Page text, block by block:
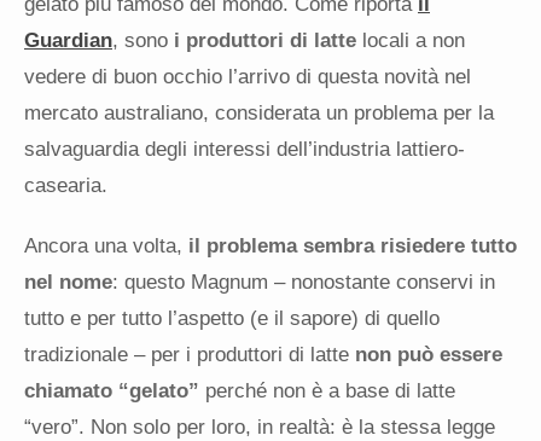
gelato più famoso del mondo. Come riporta il
Guardian, sono i produttori di latte locali a non
vedere di buon occhio l’arrivo di questa novità nel
mercato australiano, considerata un problema per la
salvaguardia degli interessi dell’industria lattiero-
casearia.
Ancora una volta, il problema sembra risiedere tutto
nel nome: questo Magnum – nonostante conservi in
tutto e per tutto l’aspetto (e il sapore) di quello
tradizionale – per i produttori di latte non può essere
chiamato “gelato” perché non è a base di latte
“vero”. Non solo per loro, in realtà: è la stessa legge